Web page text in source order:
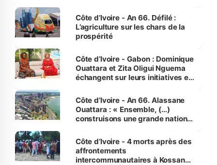
Côte d’Ivoire - An 66. Défilé :
L’agriculture sur les chars de la
prospérité
Côte d’Ivoire - Gabon : Dominique
Ouattara et Zita Oligui Nguema
échangent sur leurs initiatives en
enfants
Côte d’Ivoire - An 66. Alassane
Ouattara : « Ensemble, (…)
construisons une grande nation
générations futures »
Côte d’Ivoire - 4 morts après des
affrontements
intercommunautaires à Kossandji